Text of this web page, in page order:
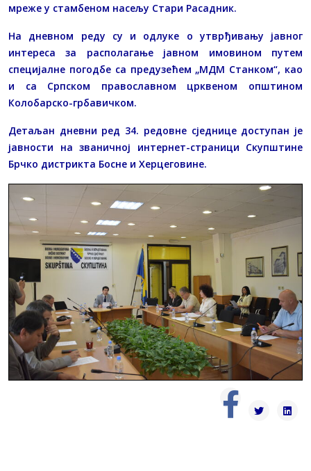
мреже у стамбеном насељу Стари Расадник.
На дневном реду су и одлуке о утврђивању јавног
интереса за располагање јавном имовином путем
специјалне погодбе са предузећем „МДМ Станком“, као
и са Српском православном црквеном општином
Колобарско-грбавичком.
Детаљан дневни ред 34. редовне сједнице доступан је
јавности на званичној интернет-страници Скупштине
Брчко дистрикта Босне и Херцеговине.